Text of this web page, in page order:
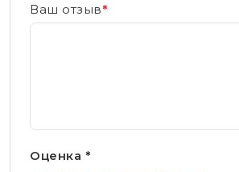
Ваш отзыв*
Оценка *